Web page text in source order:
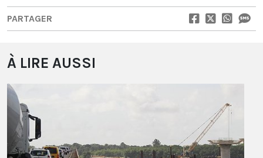
PARTAGER
À LIRE AUSSI